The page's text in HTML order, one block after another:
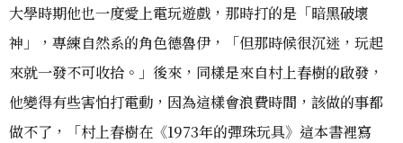
大學時期他也一度愛上電玩遊戲，那時打的是「暗黑破壞
神」，專練自然系的角色德魯伊，「但那時候很沉迷，玩起
來就一發不可收拾。」後來，同樣是來自村上春樹的啟發，
他變得有些害怕打電動，因為這樣會浪費時間，該做的事都
做不了，「村上春樹在《1973年的彈珠玩具》這本書裡寫